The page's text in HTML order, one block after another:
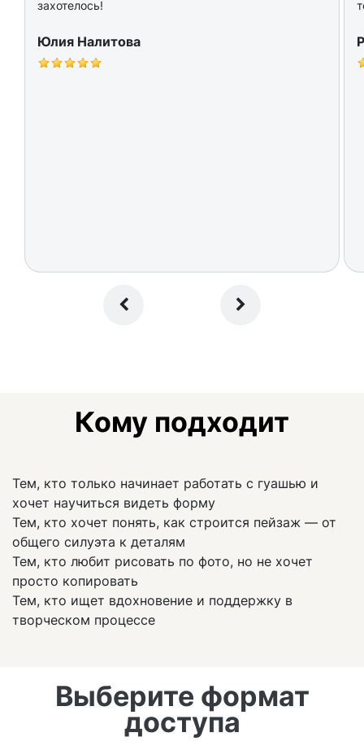
захотелось!
Юлия Налитова
Кому подходит
Тем, кто только начинает работать с гуашью и
хочет научиться видеть форму
Тем, кто хочет понять, как строится пейзаж — от
общего силуэта к деталям
Тем, кто любит рисовать по фото, но не хочет
просто копировать
Тем, кто ищет вдохновение и поддержку в
творческом процессе
Выберите формат
доступа